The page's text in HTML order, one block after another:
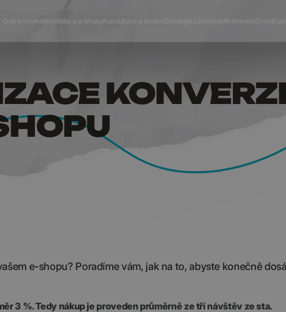
Weby a e-shopy Konzultace a školení
e-shopu? Poradíme vám, jak na to, abyste konečně
3 %. Tedy nákup je proveden průměrně ze tří návštěv ze sta.